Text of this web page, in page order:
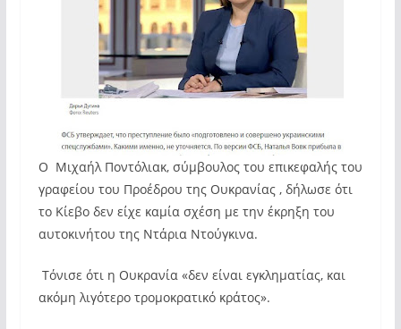
Ο Μιχαήλ Ποντόλιακ, σύμβουλος του επικεφαλής του
γραφείου του Προέδρου της Ουκρανίας , δήλωσε ότι
το Κίεβο δεν είχε καμία σχέση με την έκρηξη του
αυτοκινήτου της Ντάρια Ντούγκινα.
Τόνισε ότι η Ουκρανία «δεν είναι εγκληματίας, και
ακόμη λιγότερο τρομοκρατικό κράτος».